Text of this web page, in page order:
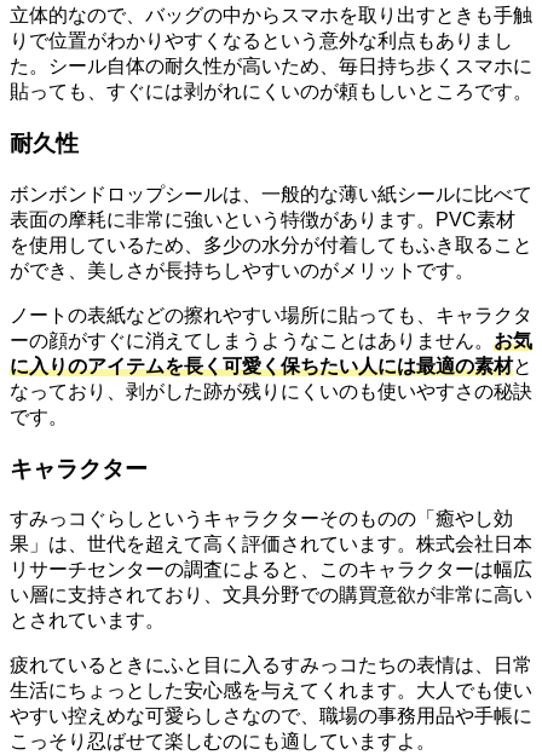
立体的なので、バッグの中からスマホを取り出すときも手触
りで位置がわかりやすくなるという意外な利点もありまし
た。シール自体の耐久性が高いため、毎日持ち歩くスマホに
貼っても、すぐには剥がれにくいのが頼もしいところです。
耐久性
ボンボンドロップシールは、一般的な薄い紙シールに比べて
表面の摩耗に非常に強いという特徴があります。PVC素材
を使用しているため、多少の水分が付着してもふき取ること
ができ、美しさが長持ちしやすいのがメリットです。
ノートの表紙などの擦れやすい場所に貼っても、キャラクタ
ーの顔がすぐに消えてしまうようなことはありません。 お気
に入りのアイテムを長く可愛く保ちたい人には最適の素材と
なっており、剥がした跡が残りにくいのも使いやすさの秘訣
です。
キャラクター
すみっコぐらしというキャラクターそのものの「癒やし効
果」は、世代を超えて高く評価されています。株式会社日本
リサーチセンターの調査によると、このキャラクターは幅広
い層に支持されており、文具分野での購買意欲が非常に高い
とされています。
疲れているときにふと目に入るすみっコたちの表情は、日常
生活にちょっとした安心感を与えてくれます。大人でも使い
やすい控えめな可愛らしさなので、職場の事務用品や手帳に
こっそり忍ばせて楽しむのにも適していますよ。